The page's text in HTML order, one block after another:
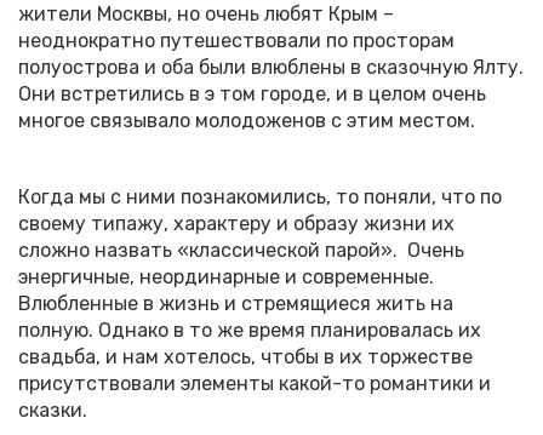
жители Москвы, но очень любят Крым –
неоднократно путешествовали по просторам
полуострова и оба были влюблены в сказочную Ялту.
Они встретились в э том городе, и в целом очень
многое связывало молодоженов с этим местом.
Когда мы с ними познакомились, то поняли, что по
своему типажу, характеру и образу жизни их
сложно назвать «классической парой». Очень
энергичные, неординарные и современные.
Влюбленные в жизнь и стремящиеся жить на
полную. Однако в то же время планировалась их
свадьба, и нам хотелось, чтобы в их торжестве
присутствовали элементы какой-то романтики и
сказки.